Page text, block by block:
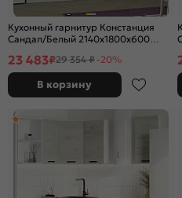
Кухонный гарнитур Констанция
Сандал/Белый 2140x1800x600
23 483₽29 354 ₽ -20%
В корзину